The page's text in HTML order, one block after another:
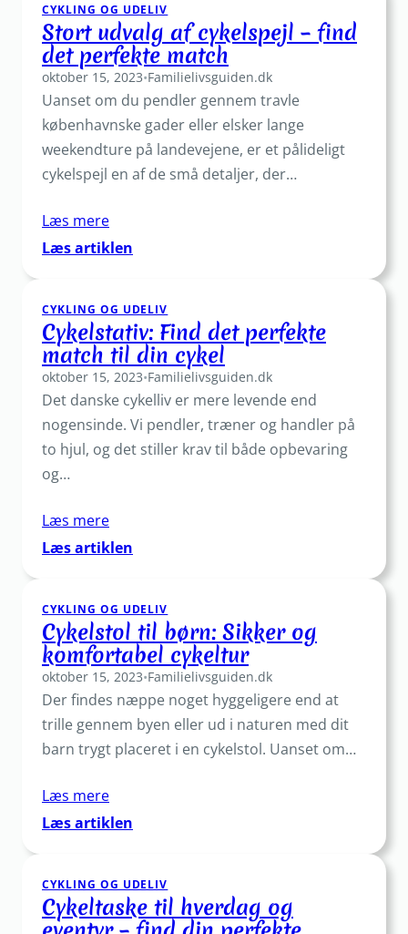
den
perfekte
model
til
din
cykel
CYKLING OG UDELIV
Stort udvalg af cykelspejl – find
det perfekte match
oktober 15, 2023•Familielivsguiden.dk
Uanset om du pendler gennem travle
københavnske gader eller elsker lange
weekendture på landevejene, er et pålideligt
cykelspejl en af de små detaljer, der…
Læs mere
Læs artiklen
af
cykelspejl
–
find
det
perfekte
match
CYKLING OG UDELIV
Cykelstativ: Find det perfekte
match til din cykel
oktober 15, 2023•Familielivsguiden.dk
Det danske cykelliv er mere levende end
nogensinde. Vi pendler, træner og handler på
to hjul, og det stiller krav til både opbevaring
og…
Læs mere
Læs artiklen
det
perfekte
match
til
din
cykel
CYKLING OG UDELIV
Cykelstol til børn: Sikker og
komfortabel cykeltur
oktober 15, 2023•Familielivsguiden.dk
Der findes næppe noget hyggeligere end at
trille gennem byen eller ud i naturen med dit
barn trygt placeret i en cykelstol. Uanset om…
Læs mere
Læs artiklen
børn:
Sikker
CYKLING OG UDELIV
Cykeltaske til hverdag og